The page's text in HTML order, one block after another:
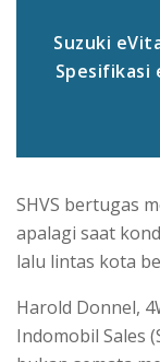
Suzuki
Spesifikasi
SHVS bertugas
apalagi saat
lalu lintas kota
Harold Donnel,
Indomobil Sales